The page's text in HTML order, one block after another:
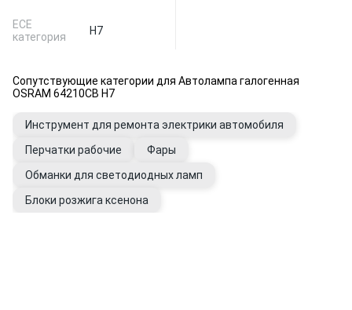
ЕСЕ
категория
H7
Сопутствующие категории для Автолампа галогенная
OSRAM 64210CB H7
Инструмент для ремонта электрики автомобиля
Перчатки рабочие
Фары
Обманки для светодиодных ламп
Блоки розжига ксенона